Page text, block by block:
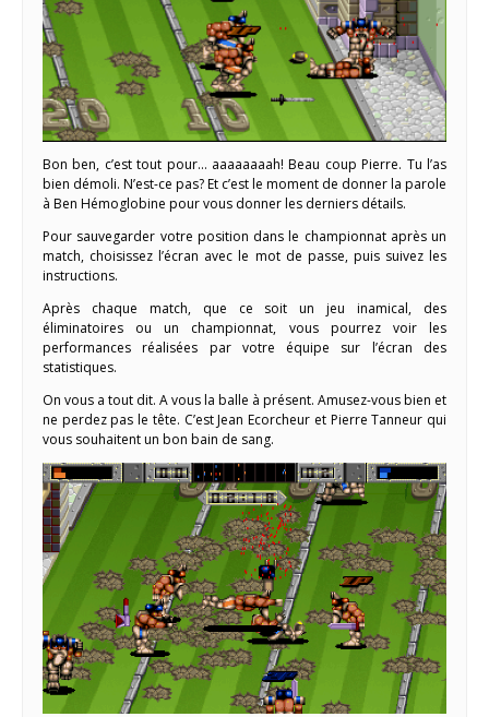
Bon ben, c’est tout pour… аaааааааh! Beau coup Pierre. Tu l’as
bien démoli. N’est-ce pas? Et c’est le moment de donner la parole
à Ben Hémoglobine pour vous donner les derniers détails.
Pour sauvegarder votre position dans le championnat après un
match, choisissez l’écran avec le mot de passe, puis suivez les
instructions.
Après chaque match, que ce soit un jeu inamical, des
éliminatoires ou un championnat, vous pourrez voir les
performances réalisées par votre équipe sur l’écran des
statistiques.
On vous a tout dit. A vous la balle à présent. Amusez-vous bien et
ne perdez pas le tête. C’est Jean Ecorcheur et Pierre Tanneur qui
vous souhaitent un bon bain de sang.